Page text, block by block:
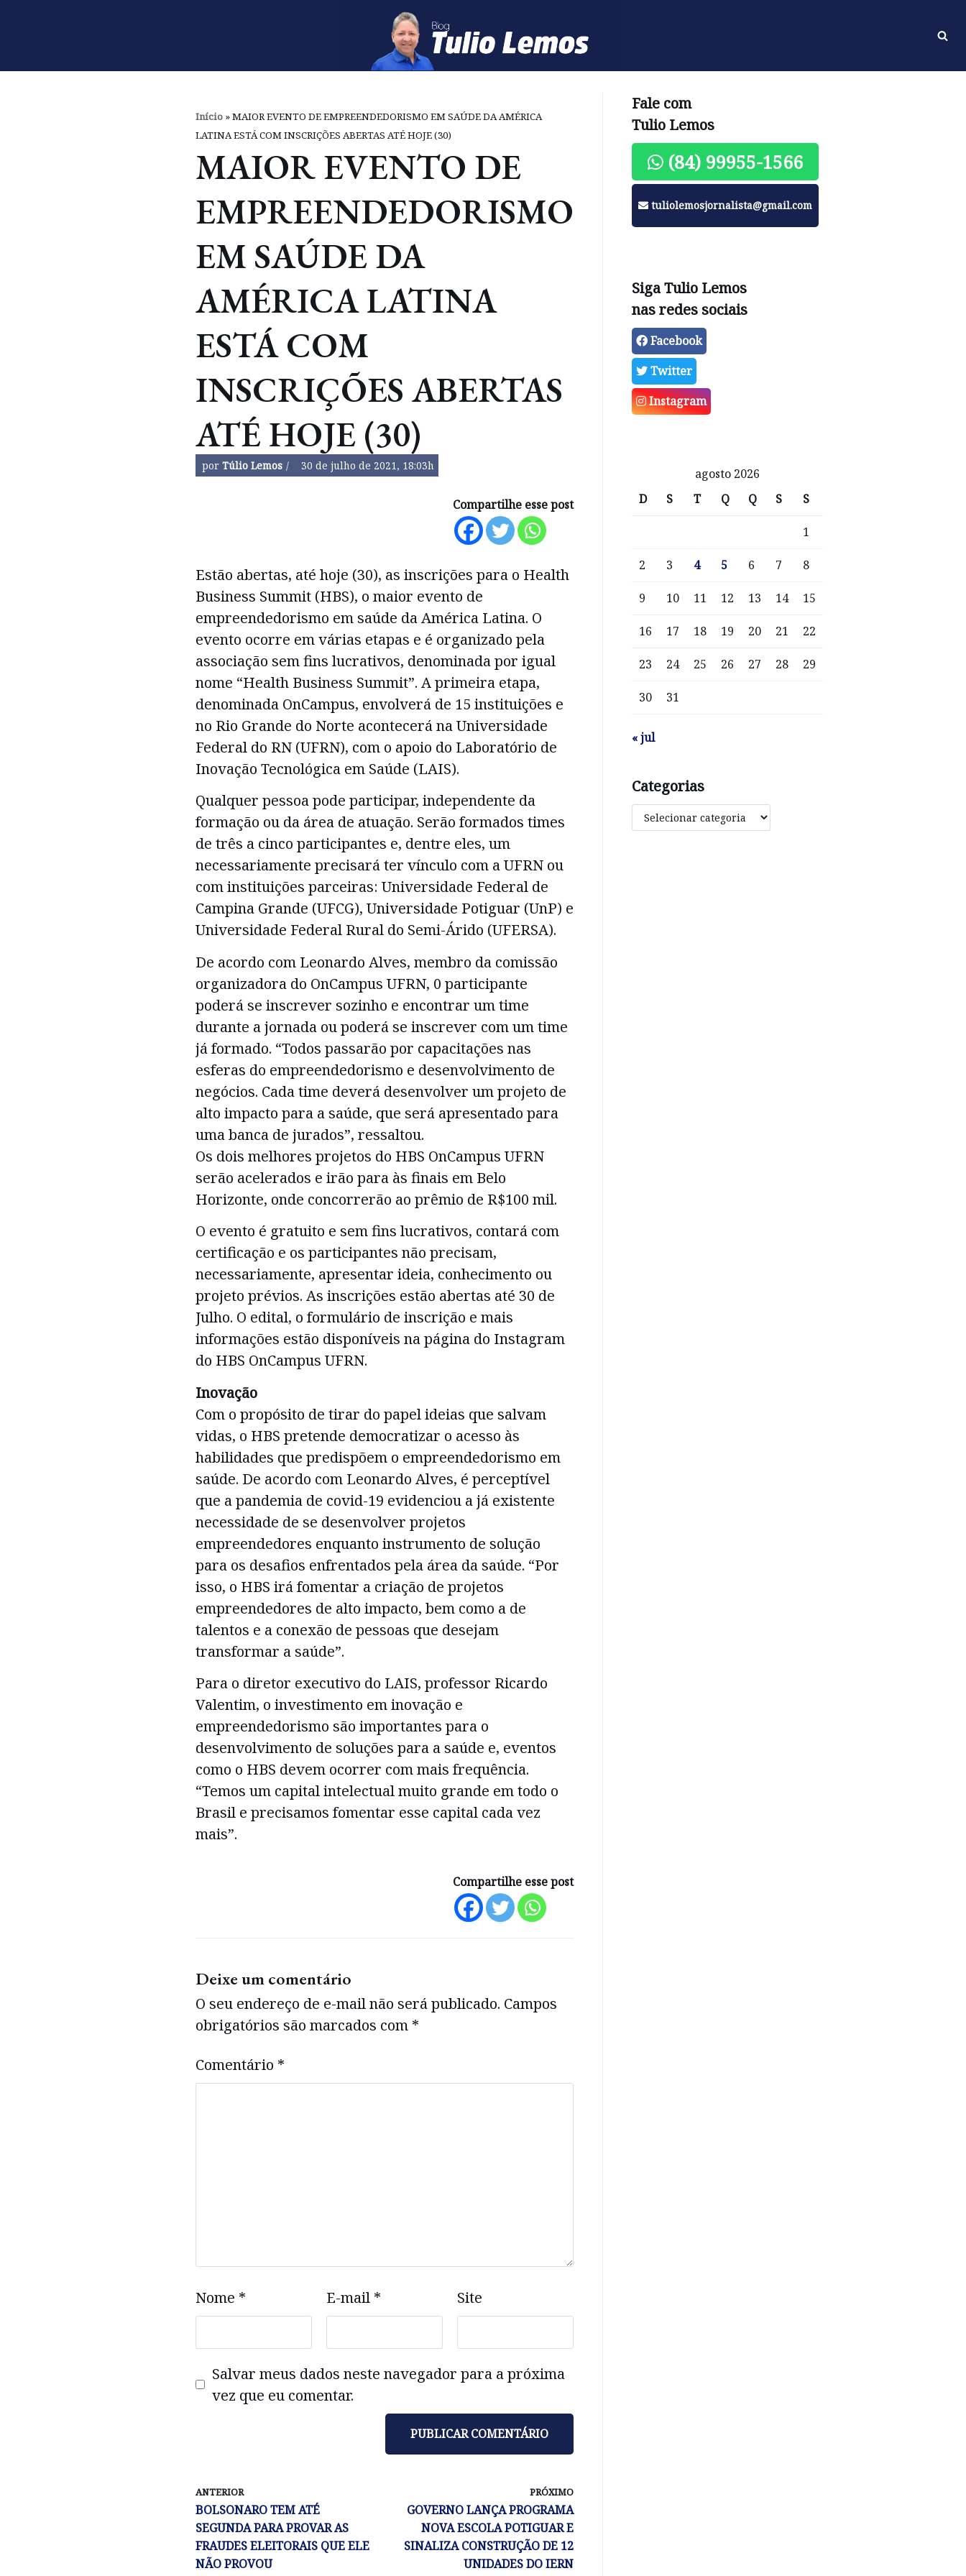
o
Início »MAIOR EVENTO DE EMPREENDEDORISMO EM SAÚDE DA AMÉRICA
LATINA ESTÁ COM INSCRIÇÕES ABERTAS ATÉ HOJE (30)
MAIOR EVENTO DE
EMPREENDEDORISMO
EM SAÚDE DA
AMÉRICA LATINA
ESTÁ COM
INSCRIÇÕES ABERTAS
ATÉ HOJE (30)
por Túlio Lemos 30 de julho de 2021, 18:03h
Compartilhe esse post
Estão abertas, até hoje (30), as inscrições para o Health
Business Summit (HBS), o maior evento de
empreendedorismo em saúde da América Latina. O
evento ocorre em várias etapas e é organizado pela
associação sem fins lucrativos, denominada por igual
nome “Health Business Summit”. A primeira etapa,
denominada OnCampus, envolverá de 15 instituições e
no Rio Grande do Norte acontecerá na Universidade
Federal do RN (UFRN), com o apoio do Laboratório de
Inovação Tecnológica em Saúde (LAIS).
Qualquer pessoa pode participar, independente da
formação ou da área de atuação. Serão formados times
de três a cinco participantes e, dentre eles, um
necessariamente precisará ter vínculo com a UFRN ou
com instituições parceiras: Universidade Federal de
Campina Grande (UFCG), Universidade Potiguar (UnP) e
Universidade Federal Rural do Semi-Árido (UFERSA).
De acordo com Leonardo Alves, membro da comissão
organizadora do OnCampus UFRN, 0 participante
poderá se inscrever sozinho e encontrar um time
durante a jornada ou poderá se inscrever com um time
já formado. “Todos passarão por capacitações nas
esferas do empreendedorismo e desenvolvimento de
negócios. Cada time deverá desenvolver um projeto de
alto impacto para a saúde, que será apresentado para
uma banca de jurados”, ressaltou.
Os dois melhores projetos do HBS OnCampus UFRN
serão acelerados e irão para às finais em Belo
Horizonte, onde concorrerão ao prêmio de R$100 mil.
O evento é gratuito e sem fins lucrativos, contará com
certificação e os participantes não precisam,
necessariamente, apresentar ideia, conhecimento ou
projeto prévios. As inscrições estão abertas até 30 de
Julho. O edital, o formulário de inscrição e mais
informações estão disponíveis na página do Instagram
do HBS OnCampus UFRN.
Inovação
Com o propósito de tirar do papel ideias que salvam
vidas, o HBS pretende democratizar o acesso às
habilidades que predispõem o empreendedorismo em
saúde. De acordo com Leonardo Alves, é perceptível
que a pandemia de covid-19 evidenciou a já existente
necessidade de se desenvolver projetos
empreendedores enquanto instrumento de solução
para os desafios enfrentados pela área da saúde. “Por
isso, o HBS irá fomentar a criação de projetos
empreendedores de alto impacto, bem como a de
talentos e a conexão de pessoas que desejam
transformar a saúde”.
Para o diretor executivo do LAIS, professor Ricardo
Valentim, o investimento em inovação e
empreendedorismo são importantes para o
desenvolvimento de soluções para a saúde e, eventos
como o HBS devem ocorrer com mais frequência.
“Temos um capital intelectual muito grande em todo o
Brasil e precisamos fomentar esse capital cada vez
mais”.
Compartilhe esse post
Deixe um comentário
O seu endereço de e-mail não será publicado. Campos
obrigatórios são marcados com *
Comentário *
Nome * E-mail * Site
Salvar meus dados neste navegador para a próxima
vez que eu comentar.
ANTERIOR
BOLSONARO TEM ATÉ
SEGUNDA PARA PROVAR AS
FRAUDES ELEITORAIS QUE ELE
NÃO PROVOU
PRÓXIMO
GOVERNO LANÇA PROGRAMA
NOVA ESCOLA POTIGUAR E
SINALIZA CONSTRUÇÃO DE 12
UNIDADES DO IERN
Fale com
Tulio Lemos
(84) 99955-1566
tuliolemosjornalista@gmail.com
Siga Tulio Lemos
nas redes sociais
Facebook
Twitter
Instagram
agosto 2026
D
S T Q Q S S
1
2 3 4 5 6 7 8
9 10 11 12 13 14 15
16 17 18 19 20 21 22
23 24 25 26 27 28 29
30 31
« jul
Categorias